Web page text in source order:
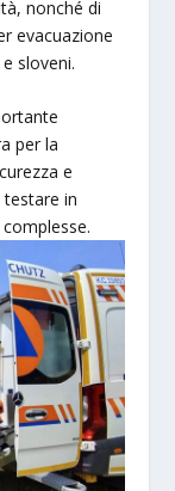
nonché di
evacuazione
sloveni.
per la
e
testare in